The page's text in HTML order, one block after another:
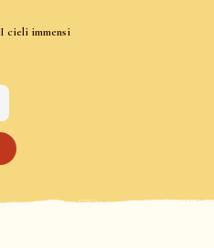
I cieli immensi